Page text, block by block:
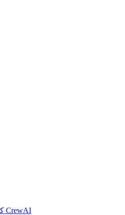
خوادم MCP كأدوات في CrewAI